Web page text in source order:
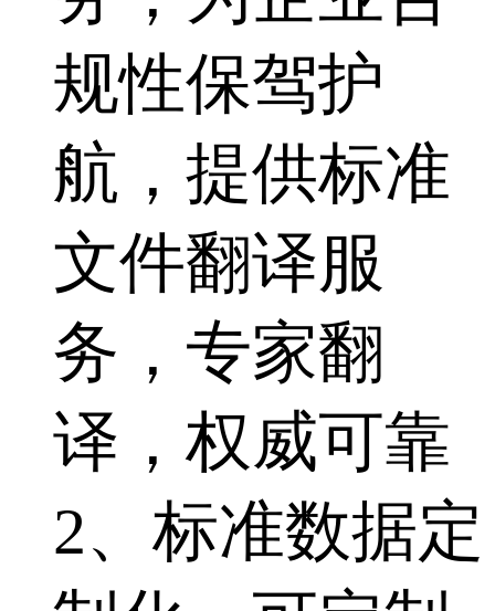
规性保驾护
航，提供标准
文件翻译服
务，专家翻
译，权威可靠
2、标准数据定